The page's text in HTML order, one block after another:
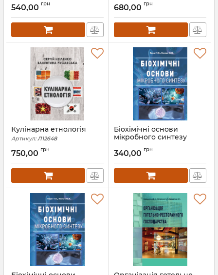
540,00 грн 680,00 грн
Кулінарна етнологія
Артикул: Л12648
750,00 грн
Біохімічні основи
мікробного синтезу
340,00 грн